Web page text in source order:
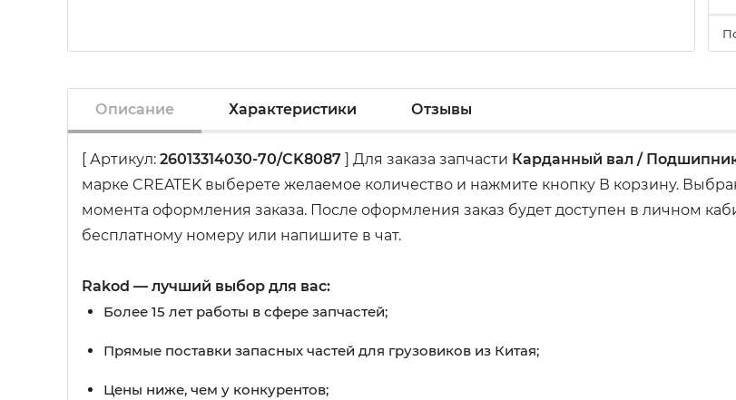
Описание Характеристики Отзывы
[ Артикул: 26013314030-70/CK8087 ] Для заказа запчасти Карданный вал /
марке CREATEK выберете желаемое количество и нажмите кнопку В корзину.
момента оформления заказа. После оформления заказ будет доступен в личном
бесплатному номеру или напишите в чат.
Rakod — лучший выбор для вас:
Более 15 лет работы в сфере запчастей;
Прямые поставки запасных частей для грузовиков из Китая;
Цены ниже, чем у конкурентов;